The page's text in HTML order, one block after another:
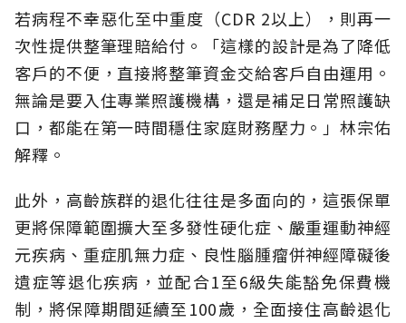
若病程不幸惡化至中重度（CDR 2以上），則再一
次性提供整筆理賠給付。「這樣的設計是為了降低
客戶的不便，直接將整筆資金交給客戶自由運用。
無論是要入住專業照護機構，還是補足日常照護缺
口，都能在第一時間穩住家庭財務壓力。」林宗佑
解釋。
此外，高齡族群的退化往往是多面向的，這張保單
更將保障範圍擴大至多發性硬化症、嚴重運動神經
元疾病、重症肌無力症、良性腦腫瘤併神經障礙後
遺症等退化疾病，並配合1至6級失能豁免保費機
制，將保障期間延續至100歲，全面接住高齡退化